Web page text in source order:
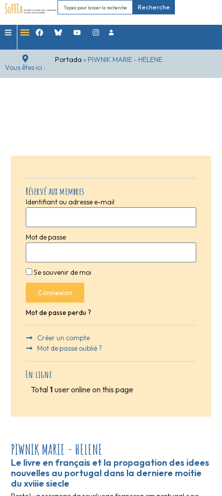
Recherche
Vous êtes ici :
Portada » PIWNIK MARIE - HELENE
Réservé aux membres
Identifiant ou adresse e-mail
Mot de passe
Se souvenir de moi
Connexion
Mot de passe perdu ?
Créer un compte
Mot de passe oublié ?
En ligne
Total 1 user online on this page
PIWNIK MARIE - HELENE
Le livre en français et la propagation des idees
nouvelles au portugal dans la derniere moitie
du xviiie siecle